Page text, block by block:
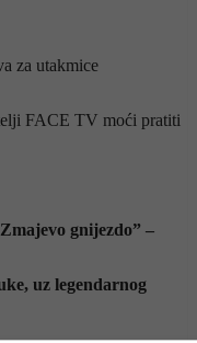
za utakmice
FACE TV moći pratiti
gnijezdo” –
uz legendarnog